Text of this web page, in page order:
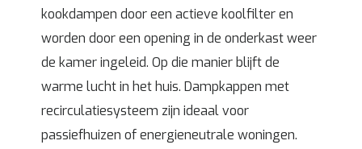
kookdampen door een actieve koolfilter en
worden door een opening in de onderkast weer
de kamer ingeleid. Op die manier blijft de
warme lucht in het huis. Dampkappen met
recirculatiesysteem zijn ideaal voor
passiefhuizen of energieneutrale woningen.